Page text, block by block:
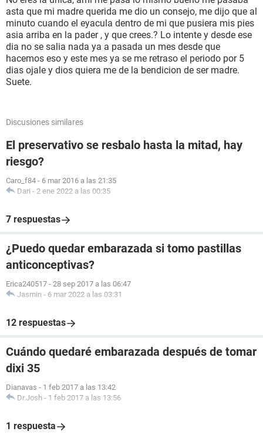
asta que mi madre querida me dio un consejo, me dijo que al
minuto cuando el eyacula dentro de mi que pusiera mis pies
asia arriba en la pader , y que crees.? Lo intente y desde ese
dia no se salia nada ya a pasada un mes desde que
hacemos eso y este mes ya se me retraso el periodo por 5
dias ojale y dios quiera me de la bendicion de ser madre.
Suete.
Discusiones similares
El preservativo se resbalo hasta la mitad, hay
riesgo?
Caro_f84 - 6 mar 2016 a las 21:35
Dari - 2 ene 2022 a las 00:35
7 respuestas
¿Puedo quedar embarazada si tomo pastillas
anticonceptivas?
Erica240517 - 28 sep 2017 a las 06:47
Jasmin - 6 mar 2022 a las 03:31
12 respuestas
Cuándo quedaré embarazada después de tomar
dixi 35
Dianavas - 1 feb 2017 a las 13:42
Dr.Josh - 1 feb 2017 a las 13:56
1 respuesta